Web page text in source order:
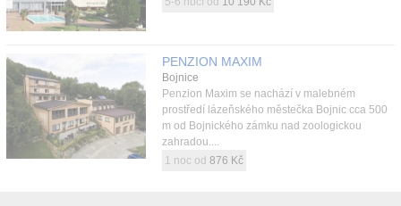
PENZION MAXIM
Bojnice
Penzion Maxim se nachází v malebném
prostředí lázeňského městečka Bojnic cca 500
m od Bojnického zámku nad zoologickou
zahradou....
1 noc od 876 Kč